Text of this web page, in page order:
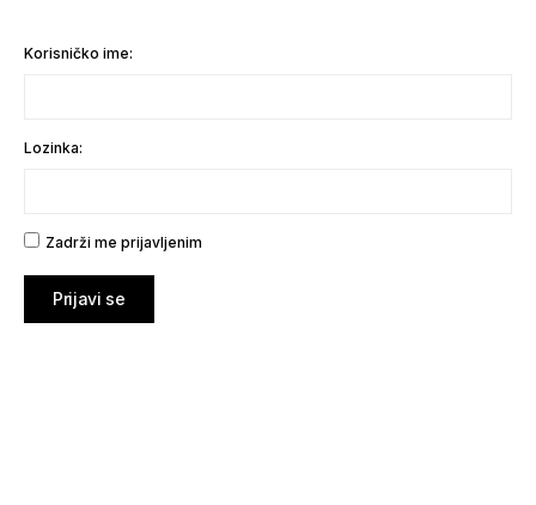
Korisničko ime:
Lozinka:
Zadrži me prijavljenim
Prijavi se